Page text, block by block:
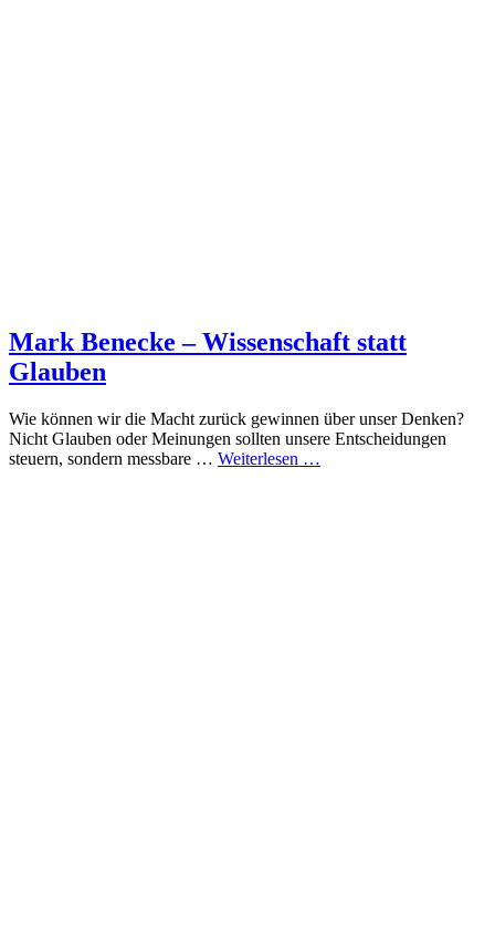
Mark Benecke – Wissenschaft statt
Glauben
Wie können wir die Macht zurück gewinnen über unser Denken?
Nicht Glauben oder Meinungen sollten unsere Entscheidungen
steuern, sondern messbare … Weiterlesen …